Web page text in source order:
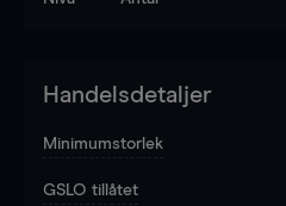
Handelsdetaljer
Minimumstorlek
GSLO tillåtet